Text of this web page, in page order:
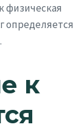
физическая
определяется
к